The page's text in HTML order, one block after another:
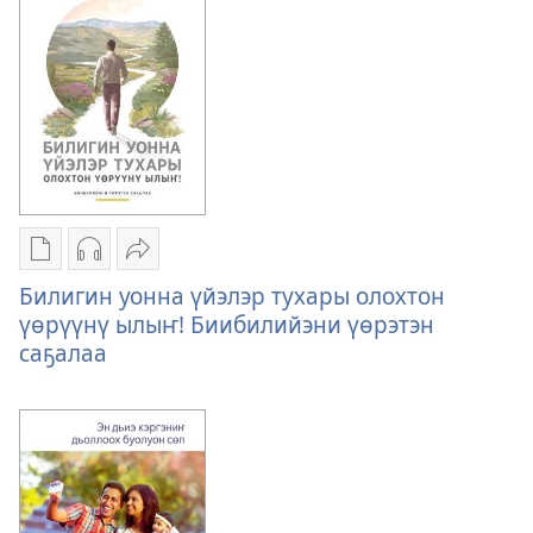
кэмигэр
Биибилийэ
ааҕыытын
былаана
былаана
Публикациялар
электроннай
көрүҥнэрин
загрузкалара
Билигин
уонна
үйэлэр
тухары
олохтон
үөрүүнү
Аудиоустуулар
загрузкаларын
көрүҥнэрэ
Билигин
үйэлэр
тухары
олохтон
үөрүүнү
ылыҥ!
Үллэстии
Билигин
уонна
олохтон
үөрүүнү
ылыҥ!
Биибилийэни
үөрэтэн
Билигин уонна үйэлэр тухары олохтон
үөрүүнү ылыҥ! Биибилийэни үөрэтэн
саҕалаа